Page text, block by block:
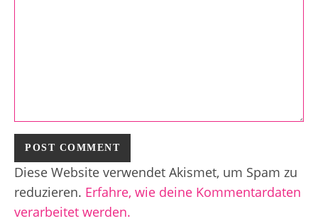
Diese Website verwendet Akismet, um Spam zu
reduzieren. Erfahre, wie deine Kommentardaten
verarbeitet werden.